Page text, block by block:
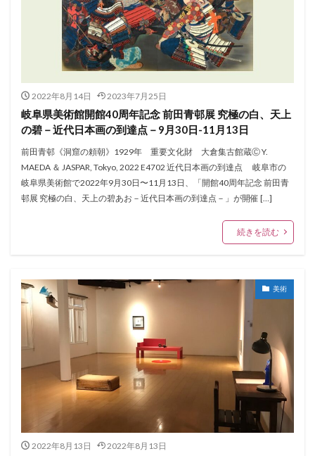
2022年8月14日 2023年7月25日
岐阜県美術館開館40周年記念 前田青邨展 究極の白、天上
の碧－近代日本画の到達点－9月30日-11月13日
前田青邨《洞窟の頼朝》1929年 重要文化財 大倉集古館蔵Ⓒ Y.
MAEDA ＆ JASPAR, Tokyo, 2022 E4702 近代日本画の到達点 岐阜市の
岐阜県美術館で2022年9月30日〜11月13日、「開館40周年記念 前田青
邨展 究極の白、天上の碧あお－近代日本画の到達点－」が開催 […]
続きを読む
美術
2022年8月13日 2022年8月13日